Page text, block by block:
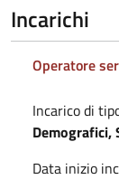
Incarichi
Operatore
Incarico di
Demografici,
Data inizio